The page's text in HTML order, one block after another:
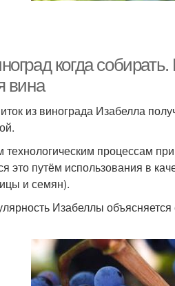
когда
вина
из винограда Изабелла
процессам
это путём использования в
и семян).
Изабеллы